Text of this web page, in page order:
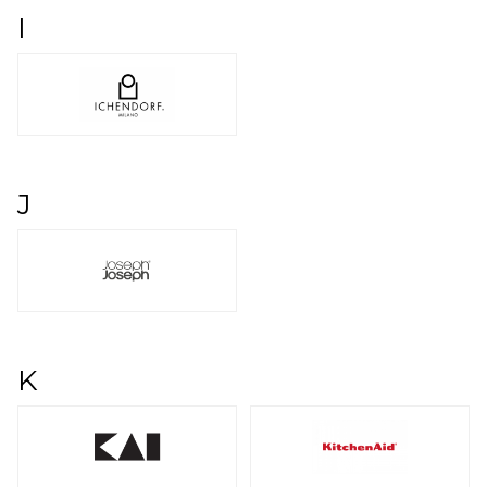
I
J
K